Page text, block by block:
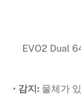
EVO2 Dual
• 감지: 물체가